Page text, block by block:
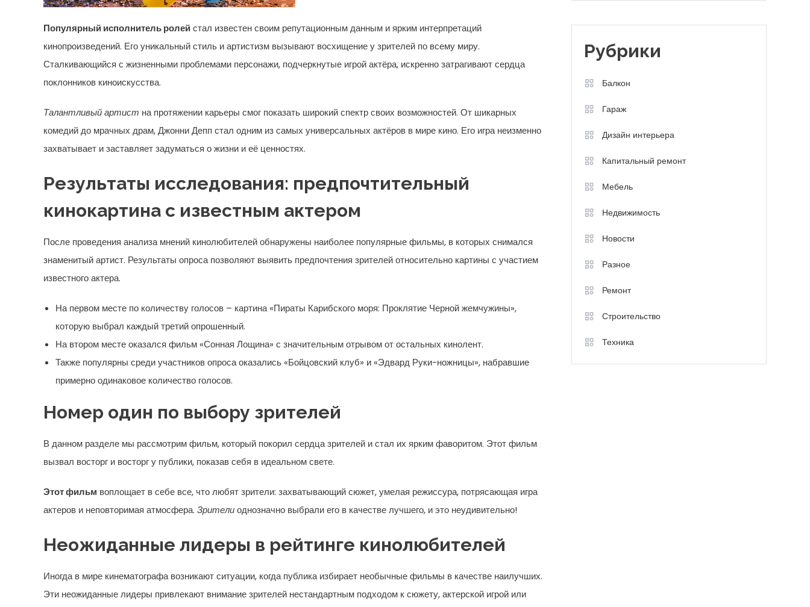
Популярный исполнитель ролейстал известен своим репутационным данным и ярким интерпретаций
кинопроизведений. Его уникальный стиль и артистизм вызывают восхищение у зрителей по всему миру.
Сталкивающийся с жизненными проблемами персонажи, подчеркнутые игрой актёра, искренно затрагивают сердца
поклонников киноискусства.
Талантливый артист на протяжении карьеры смог показать широкий спектр своих возможностей. От шикарных
комедий до мрачных драм, Джонни Депп стал одним из самых универсальных актёров в мире кино. Его игра неизменно
захватывает и заставляет задуматься о жизни и её ценностях.
Результаты исследования: предпочтительный
кинокартина с известным актером
После проведения анализа мнений кинолюбителей обнаружены наиболее популярные фильмы, в которых снимался
знаменитый артист. Результаты опроса позволяют выявить предпочтения зрителей относительно картины с участием
известного актера.
На первом месте по количеству голосов – картина «Пираты Карибского моря: Проклятие Черной жемчужины»,
которую выбрал каждый третий опрошенный.
На втором месте оказался фильм «Сонная Лощина» с значительным отрывом от остальных кинолент.
Также популярны среди участников опроса оказались «Бойцовский клуб» и «Эдвард Руки-ножницы», набравшие
примерно одинаковое количество голосов.
Номер один по выбору зрителей
В данном разделе мы рассмотрим фильм, который покорил сердца зрителей и стал их ярким фаворитом. Этот фильм
вызвал восторг и восторг у публики, показав себя в идеальном свете.
Этот фильм воплощает в себе все, что любят зрители: захватывающий сюжет, умелая режиссура, потрясающая игра
актеров и неповторимая атмосфера. Зрителиоднозначно выбрали его в качестве лучшего, и это неудивительно!
Неожиданные лидеры в рейтинге кинолюбителей
Иногда в мире кинематографа возникают ситуации, когда публика избирает необычные фильмы в качестве наилучших.
Эти неожиданные лидеры привлекают внимание зрителей нестандартным подходом к сюжету, актерской игрой или
Рубрики
Балкон
Гараж
Дизайн интерьера
Капитальный ремонт
Мебель
Недвижимость
Новости
Разное
Ремонт
Строительство
Техника